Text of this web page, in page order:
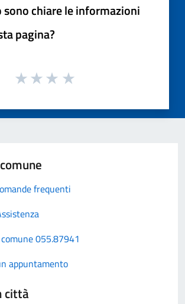
sono chiare le informazioni
pagina?
frequenti
055.87941
appuntamento
città